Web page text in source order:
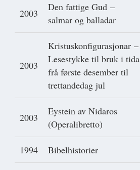
2003
Den fattige Gud –
salmar og balladar
2003
Kristuskonfigurasjonar –
Lesestykke til bruk i tida
frå første desember til
trettandedag jul
2003
Eystein av Nidaros
(Operalibretto)
1994 Bibelhistorier